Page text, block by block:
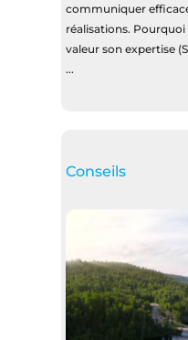
communiquer
réalisations.
valeur son expertise
...
Conseils